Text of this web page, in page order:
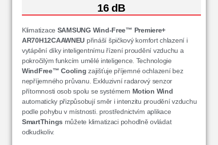
16 dB
Klimatizace SAMSUNG Wind-Free™ Premiere+
AR70H12CAAWNEU přináší špičkový komfort chlazení i
vytápění díky inteligentnímu řízení proudění vzduchu a
pokročilým funkcím umělé inteligence. Technologie
WindFree™ Cooling zajišťuje příjemné ochlazení bez
nepříjemného průvanu. Exkluzivní radarový senzor
přítomnosti osob spolu se systémem Motion Wind
automaticky přizpůsobují směr i intenzitu proudění vzduchu
podle pohybu v místnosti. prostřednictvím aplikace
SmartThings můžete klimatizaci pohodlně ovládat
odkudkoliv.